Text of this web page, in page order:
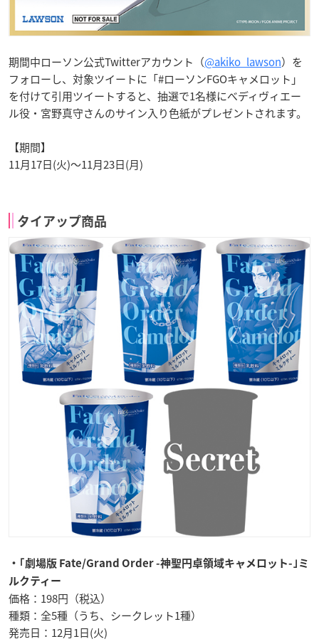
期間中ローソン公式Twitterアカウント（@akiko_lawson）を
フォローし、対象ツイートに「#ローソンFGOキャメロット」
を付けて引用ツイートすると、抽選で1名様にべディヴィエー
ル役・宮野真守さんのサイン入り色紙がプレゼントされます。
【期間】
11月17日(火)〜11月23日(月)
タイアップ商品
・｢劇場版 Fate/Grand Order -神聖円卓領域キャメロット-｣ ミ
ルクティー
価格：198円（税込）
種類：全5種（うち、シークレット1種）
発売日：12月1日(火)